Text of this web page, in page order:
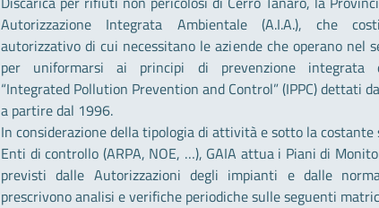
Autorizzazione Integrata Ambientale (A.I.A.), che
autorizzativo di cui necessitano le aziende che operano nel
per uniformarsi ai principi di prevenzione integrata
“Integrated Pollution Prevention and Control” (IPPC) dettati
a partire dal 1996.
In considerazione della tipologia di attività e sotto la costante
Enti di controllo (ARPA, NOE, …), GAIA attua i Piani di
previsti dalle Autorizzazioni degli impianti e dalle
prescrivono analisi e verifiche periodiche sulle seguenti